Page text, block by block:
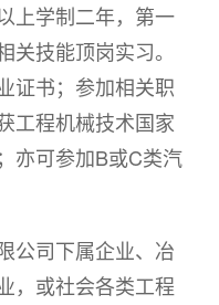
上学制二年，第一
技能顶岗实习。
证书；参加相关职
工程机械技术国家
亦可参加B或C类汽
公司下属企业、冶
，或社会各类工程